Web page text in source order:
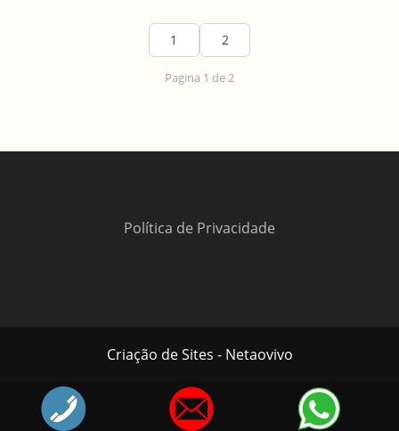
1 2
Pagina 1 de 2
Política de Privacidade
Criação de Sites - Netaovivo